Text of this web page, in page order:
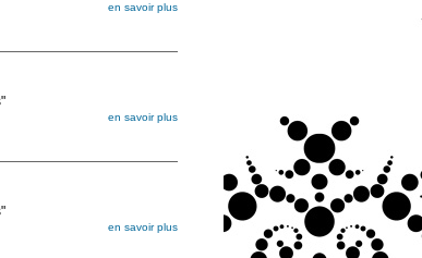
en savoir plus
en savoir plus
en savoir plus